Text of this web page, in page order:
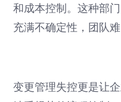
和成本控制。这种部
充满不确定性，团队难
变更管理失控更是让